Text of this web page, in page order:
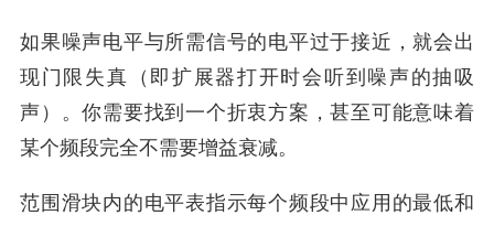
如果噪声电平与所需信号的电平过于接近，就会出
现门限失真（即扩展器打开时会听到噪声的抽吸
声）。你需要找到一个折衷方案，甚至可能意味着
某个频段完全不需要增益衰减。
范围滑块内的电平表指示每个频段中应用的最低和